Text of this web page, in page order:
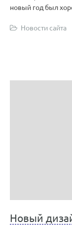
новый год был
Новости сайта
Новый